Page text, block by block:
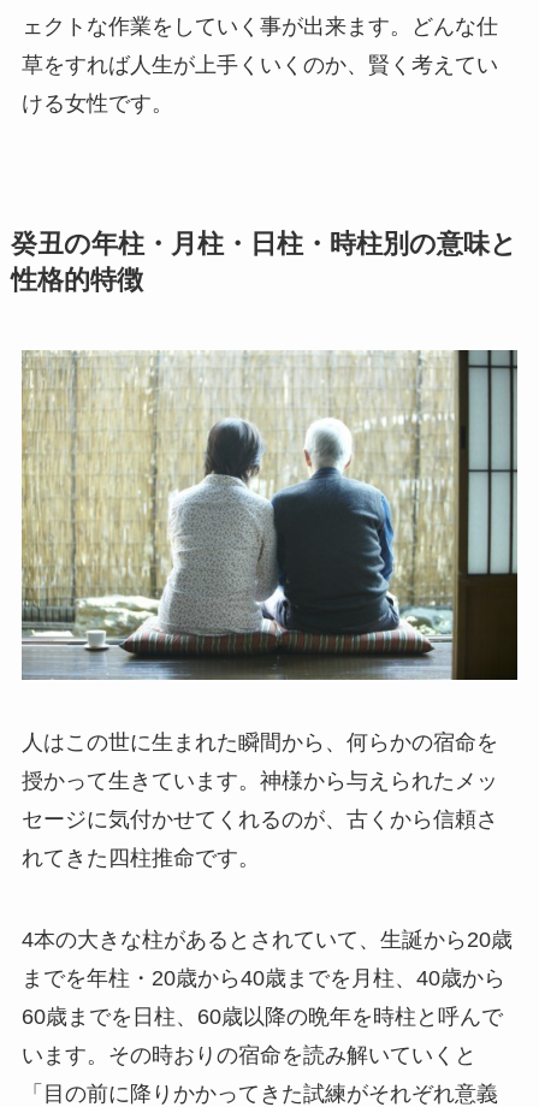
ェクトな作業をしていく事が出来ます。どんな仕
草をすれば人生が上手くいくのか、賢く考えてい
ける女性です。
癸丑の年柱・月柱・日柱・時柱別の意味と
性格的特徴
人はこの世に生まれた瞬間から、何らかの宿命を
授かって生きています。神様から与えられたメッ
セージに気付かせてくれるのが、古くから信頼さ
れてきた四柱推命です。
4本の大きな柱があるとされていて、生誕から20歳
までを年柱・20歳から40歳までを月柱、40歳から
60歳までを日柱、60歳以降の晩年を時柱と呼んで
います。その時おりの宿命を読み解いていくと
「目の前に降りかかってきた試練がそれぞれ意義